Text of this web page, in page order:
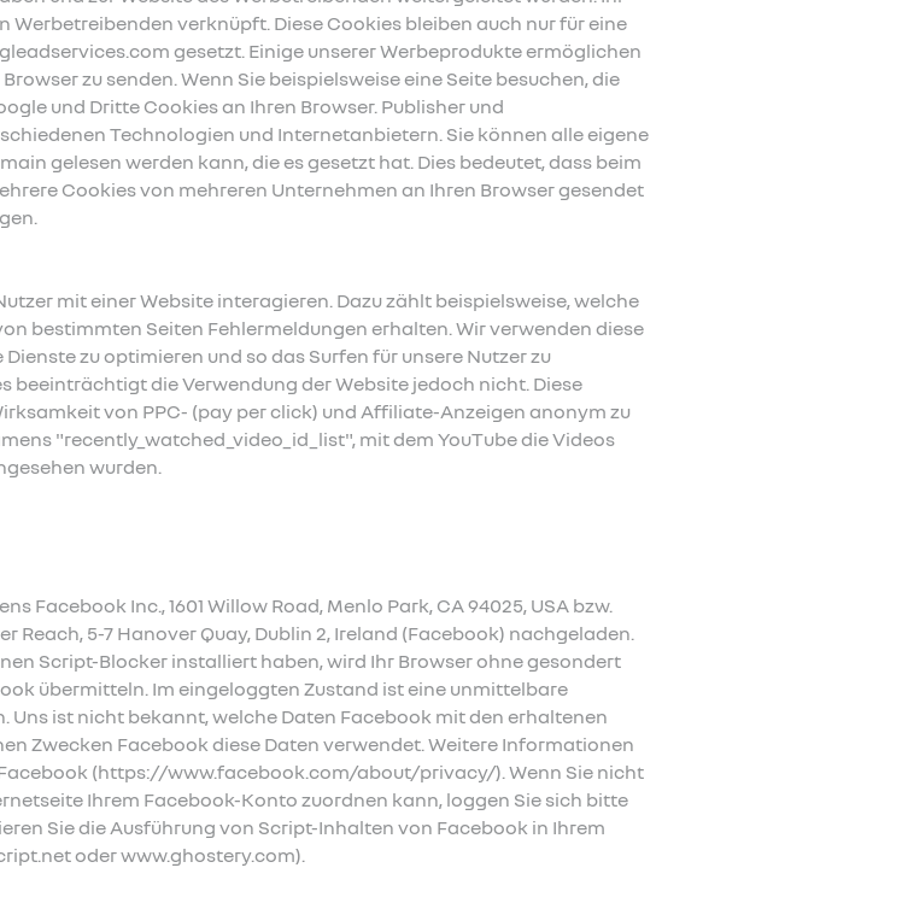
verknüpft. Diese Cookies bleiben auch nur für eine
gesetzt. Einige unserer Werbeprodukte ermöglichen
zu senden. Wenn Sie beispielsweise eine Seite besuchen, die
und Dritte Cookies an Ihren Browser. Publisher und
Technologien und Internetanbietern. Sie können alle eigene
gelesen werden kann, die es gesetzt hat. Dies bedeutet, dass beim
Cookies von mehreren Unternehmen an Ihren Browser gesendet
mit einer Website interagieren. Dazu zählt beispielsweise, welche
bestimmten Seiten Fehlermeldungen erhalten. Wir verwenden diese
zu optimieren und so das Surfen für unsere Nutzer zu
beeinträchtigt die Verwendung der Website jedoch nicht. Diese
von PPC- (pay per click) und Affiliate-Anzeigen anonym zu
"recently_watched_video_id_list", mit dem YouTube die Videos
wurden.
Facebook Inc., 1601 Willow Road, Menlo Park, CA 94025, USA bzw.
5-7 Hanover Quay, Dublin 2, Ireland (Facebook) nachgeladen.
Script-Blocker installiert haben, wird Ihr Browser ohne gesondert
übermitteln. Im eingeloggten Zustand ist eine unmittelbare
ist nicht bekannt, welche Daten Facebook mit den erhaltenen
Zwecken Facebook diese Daten verwendet. Weitere Informationen
(https://www.facebook.com/about/privacy/). Wenn Sie nicht
Ihrem Facebook-Konto zuordnen kann, loggen Sie sich bitte
Sie die Ausführung von Script-Inhalten von Facebook in Ihrem
oder www.ghostery.com).